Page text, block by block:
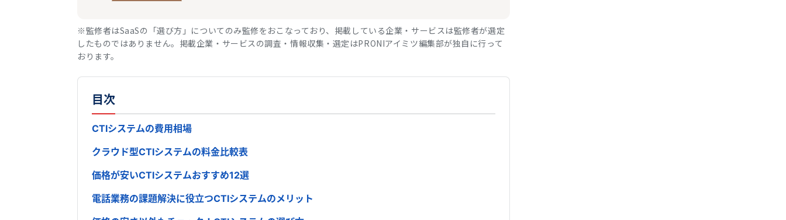
※監修者はSaaSの「選び方」についてのみ監修をおこなっており、掲載している企業・サービスは監修者が選定
したものではありません。掲載企業・サービスの調査・情報収集・選定はPRONIアイミツ編集部が独自に行って
おります。
目次
CTIシステムの費用相場
クラウド型CTIシステムの料金比較表
価格が安いCTIシステムおすすめ12選
電話業務の課題解決に役立つCTIシステムのメリット